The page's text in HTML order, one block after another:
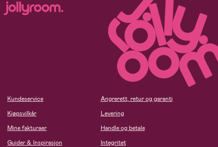
Kundeservice
Kjøpsvilkår
Mine fakturaer
Guider & Inspirasjon
Angrerett, retur og garanti
Levering
Handle og betale
Integritet